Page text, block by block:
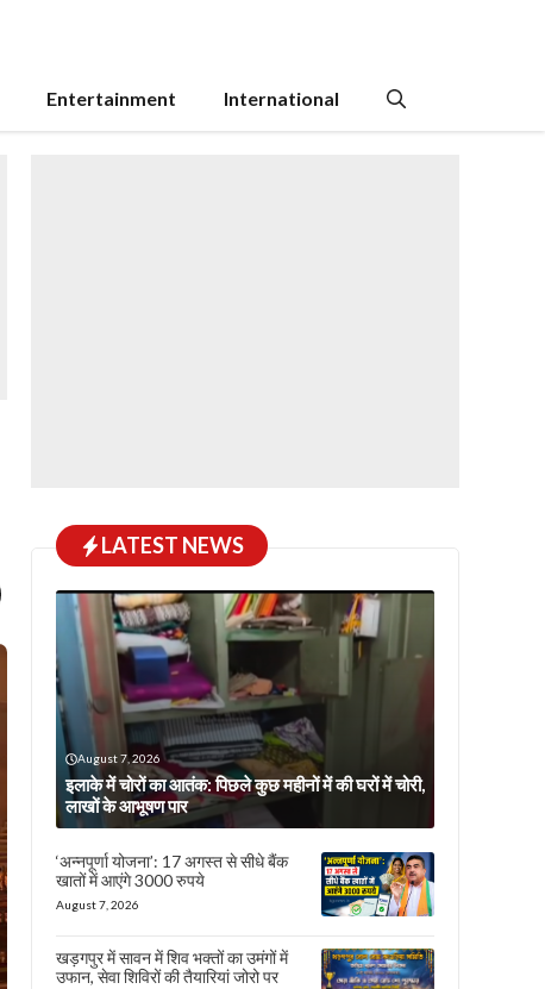
Entertainment International
LATEST NEWS
August 7, 2026
इलाके में चोरों का आतंक: पिछले कुछ महीनों में की घरों में चोरी,
लाखों के आभूषण पार
‘अन्नपूर्णा योजना’: 17 अगस्त से सीधे बैंक
खातों में आएंगे 3000 रुपये
August 7, 2026
खड़गपुर में सावन में शिव भक्तों का उमंगों में
उफान, सेवा शिविरों की तैयारियां जोरो पर